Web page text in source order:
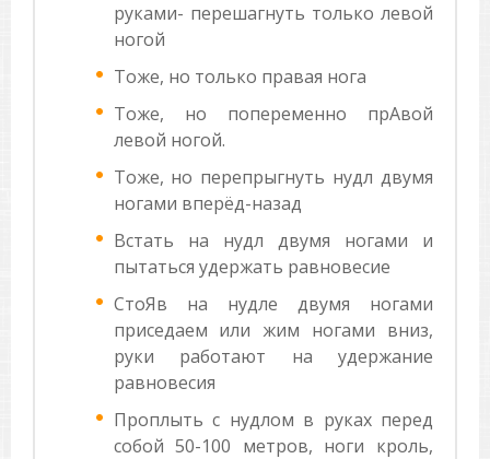
руками- перешагнуть только левой
ногой
Тоже, но только правая нога
Тоже, но попеременно прАвой
левой ногой.
Тоже, но перепрыгнуть нудл двумя
ногами вперёд-назад
Встать на нудл двумя ногами и
пытаться удержать равновесие
СтоЯв на нудле двумя ногами
приседаем или жим ногами вниз,
руки работают на удержание
равновесия
Проплыть с нудлом в руках перед
собой 50-100 метров, ноги кроль,